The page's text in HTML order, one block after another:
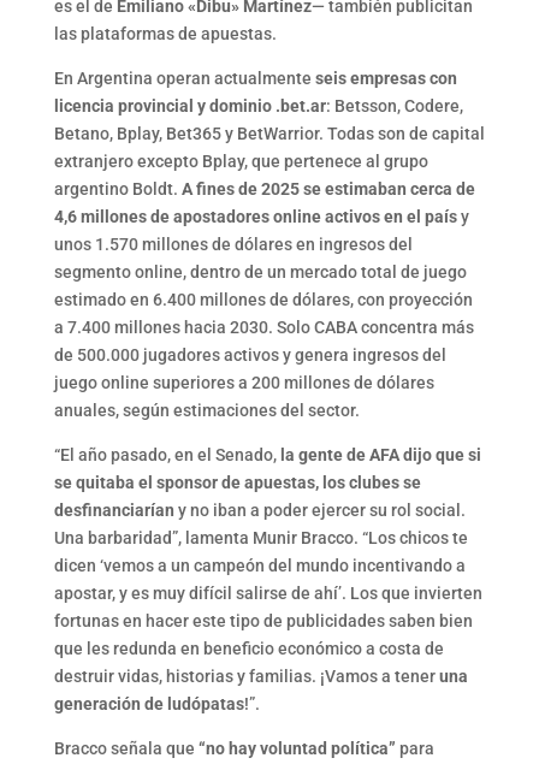
es el de Emiliano «Dibu» Martínez— también publicitan
las plataformas de apuestas.
En Argentina operan actualmente seis empresas con
licencia provincial y dominio .bet.ar: Betsson, Codere,
Betano, Bplay, Bet365 y BetWarrior. Todas son de capital
extranjero excepto Bplay, que pertenece al grupo
argentino Boldt. A fines de 2025 se estimaban cerca de
4,6 millones de apostadores online activos en el paísy
unos 1.570 millones de dólares en ingresos del
segmento online, dentro de un mercado total de juego
estimado en 6.400 millones de dólares, con proyección
a 7.400 millones hacia 2030. Solo CABA concentra más
de 500.000 jugadores activos y genera ingresos del
juego online superiores a 200 millones de dólares
anuales, según estimaciones del sector.
“El año pasado, en el Senado, la gente de AFA dijo que si
se quitaba el sponsor de apuestas, los clubes se
desfinanciarían y no iban a poder ejercer su rol social.
Una barbaridad”, lamenta Munir Bracco. “Los chicos te
dicen ‘vemos a un campeón del mundo incentivando a
apostar, y es muy difícil salirse de ahí’. Los que invierten
fortunas en hacer este tipo de publicidades saben bien
que les redunda en beneficio económico a costa de
destruir vidas, historias y familias. ¡Vamos a teneruna
generación de ludópatas!”.
Bracco señala que “no hay voluntad política” para